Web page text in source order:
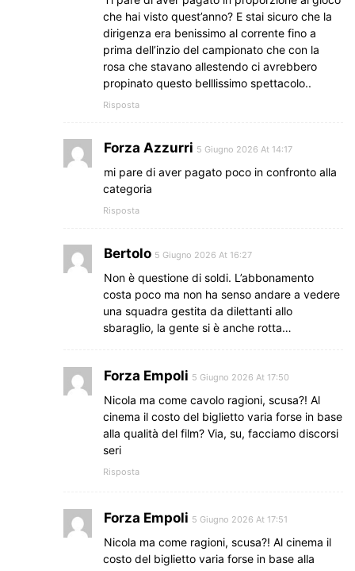
che hai visto quest’anno? E stai sicuro che la
dirigenza era benissimo al corrente fino a
prima dell’inzio del campionato che con la
rosa che stavano allestendo ci avrebbero
propinato questo belllissimo spettacolo..
Risposta
Forza Azzurri 5 Giugno 2026 At 14:17
mi pare di aver pagato poco in confronto alla
categoria
Risposta
Bertolo 5 Giugno 2026 At 16:27
Non è questione di soldi. L’abbonamento
costa poco ma non ha senso andare a vedere
una squadra gestita da dilettanti allo
sbaraglio, la gente si è anche rotta…
Forza Empoli 5 Giugno 2026 At 17:50
Nicola ma come cavolo ragioni, scusa?! Al
cinema il costo del biglietto varia forse in base
alla qualità del film? Via, su, facciamo discorsi
seri
Risposta
Forza Empoli 5 Giugno 2026 At 17:51
Nicola ma come ragioni, scusa?! Al cinema il
costo del biglietto varia forse in base alla